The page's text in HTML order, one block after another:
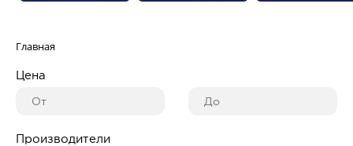
Главная
Цена
Производители